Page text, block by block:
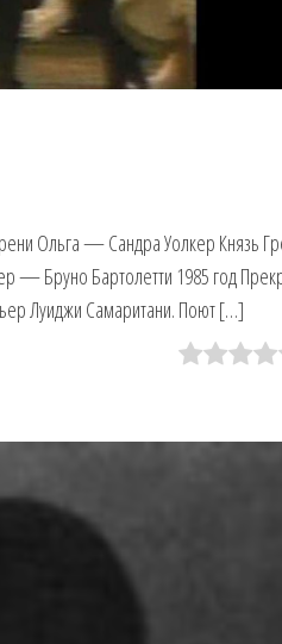
Ольга — Сандра Уолкер Князь
— Бруно Бартолетти 1985 год
Луиджи Самаритани. Поют […]